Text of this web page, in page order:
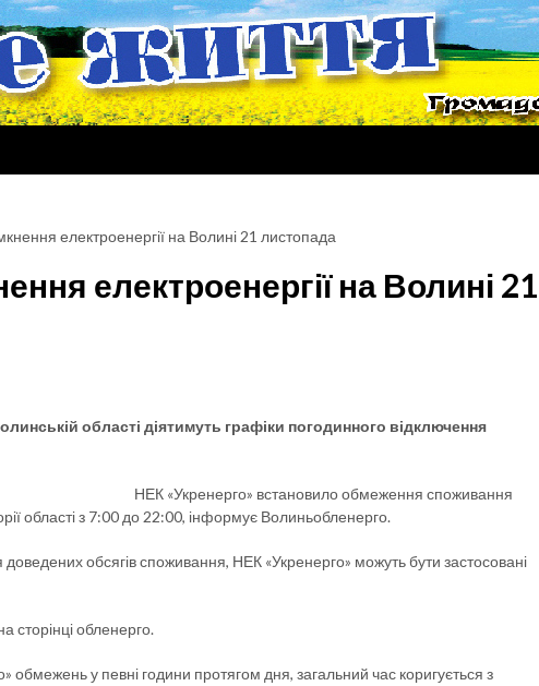
електроенергії на Волині 21 листопада
електроенергії на Волині 21
області діятимуть графіки погодинного відключення
НЕК «Укренерго» встановило обмеження споживання
області з 7:00 до 22:00, інформує Волиньобленерго.
обсягів споживання, НЕК «Укренерго» можуть бути застосовані
сторінці обленерго.
обмежень у певні години протягом дня, загальний час коригується з